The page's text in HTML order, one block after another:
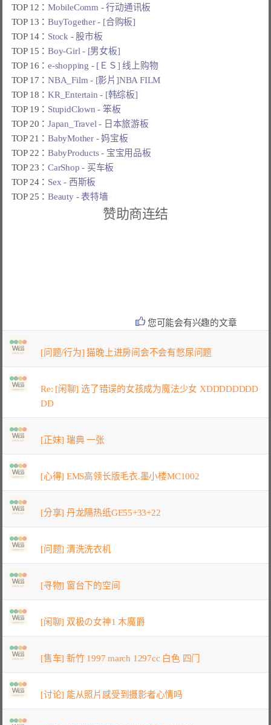
TOP 12：MobileComm - 行动通讯板
TOP 13：BuyTogether - [合购板]
TOP 14： Stock - 股市板
TOP 15：Boy-Girl - [男女板]
TOP 16：e-shopping - [ＥＳ] 线上购物
TOP 17：NBA_Film - [影片]NBA FILM
TOP 18：KR_Entertain - [韩综板]
TOP 19： StupidClown - 笨板
TOP 20：Japan_Travel - 日本旅游板
TOP 21：BabyMother - 妈宝板
TOP 22：BabyProducts - 宝宝用品板
TOP 23：CarShop - 买车板
TOP 24： Sex - 西斯板
TOP 25：Beauty - 表特墙
赞助商连结
您可能会有兴趣的文章
[问题/行为] 猫晚上进房间会不会有憋尿问题
Re: [闲聊] 选了错误的女孩成为魔法少女 XDDDDDDDD
DD
[正妹] 瑞典 一张
[心得] EMS高领长版毛衣.墨小楼MC1002
[分享] 丹龙隔热纸GE55+33+22
[问题] 清洗洗衣机
[寻物] 窗台下的空间
[闲聊] 双极の女神1 木魔爵
[售车] 新竹 1997 march 1297cc 白色 四门
[讨论] 能从照片感受到摄影者心情吗